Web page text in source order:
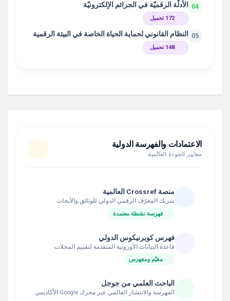
04 الأدلّة الرقميّة في الجرائم الإلكترونيّة
172 تحميل
05 النظام القانوني لحماية الحياة الخاصة في البيئة الرقمية
148 تحميل
الاعتمادات والفهرسة الدولية
معايير الجودة العالمية
منصة Crossref العالمية
شريك المعرّف الرقمي الدولي للوثائق والأبحاث
فهرسة نشطة معتمدة
فهرس كوبرنيكوس الدولي
قاعدة البيانات الأوروبية المتقدمة لتقييم المجلات
مقيّم ومفهرس
الباحث العلمي من جوجل
الفهرسة والانتشار العالمي عبر محرك Google الأكاديمي